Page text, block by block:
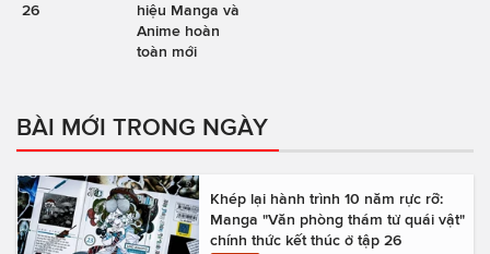
26
hiệu Manga và
Anime hoàn
toàn mới
BÀI MỚI TRONG NGÀY
Khép lại hành trình 10 năm rực rỡ:
Manga "Văn phòng thám tử quái vật"
chính thức kết thúc ở tập 26